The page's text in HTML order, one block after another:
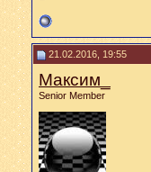
21.02.2016, 19:55
Максим_
Senior Member